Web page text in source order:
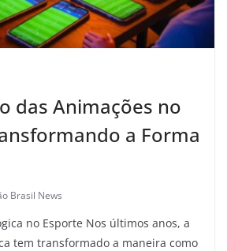
das Animações no
a Forma
Brasil News
no Esporte Nos últimos anos, a
tem transformado a maneira como